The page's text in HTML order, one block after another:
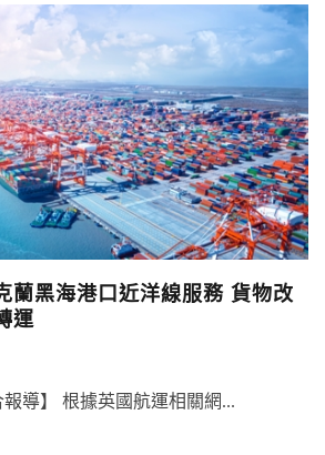
蘭黑海港口近洋線服務 貨物改
運
報導】 根據英國航運相關網...